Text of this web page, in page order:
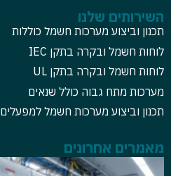
השירותים שלנו
תכנון וביצוע מערכות חשמל כוללות
לוחות חשמל ובקרה בתקן IEC
לוחות חשמל ובקרה בתקן UL
מערכות מתח גבוה כולל שנאים
תכנון וביצוע מערכות חשמל למפעלים
מאמרים אחרונים